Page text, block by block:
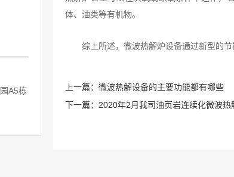
A5栋
体、油类等有机物。
综上所述，微波热解炉设备通过新型的
上一篇： 微波热解设备的主要功能都有哪些
下一篇： 2020年2月我司油页岩连续化微波